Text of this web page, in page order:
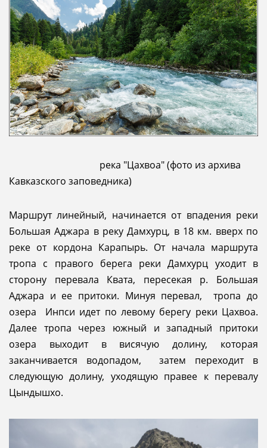
река "Цахвоа" (фото из архива
Кавказского заповедника)
Маршрут линейный, начинается от впадения реки
Большая Аджара в реку Дамхурц, в 18 км. вверх по
реке от кордона Карапырь. От начала маршрута
тропа с правого берега реки Дамхурц уходит в
сторону перевала Квата, пересекая р. Большая
Аджара и ее притоки. Минуя перевал, тропа до
озера Инпси идет по левому берегу реки Цахвоа.
Далее тропа через южный и западный притоки
озера выходит в висячую долину, которая
заканчивается водопадом, затем переходит в
следующую долину, уходящую правее к перевалу
Цындышхо.